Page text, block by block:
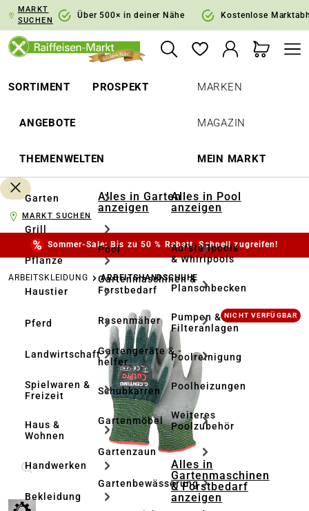
Zur Hauptnavigation springen
MARKT
SUCHEN
Über 500× in deiner Nähe Kostenlose
SORTIMENT PROSPEKT
ANGEBOTE
THEMENWELTEN
MARKEN
MAGAZIN
MEIN MARKT
Garten
Grill
Pflanze
Haustier
Pferd
Landwirtschaft
Spielwaren &
Freizeit
Haus &
Wohnen
Handwerken
Bekleidung
Alles in Garten
anzeigen
Pool
Gartenmaschinen &
Forstbedarf
Rasenmäher
Gartengeräte & -
helfer
Schubkarren
Gartenmöbel
Gartenzaun
Gartenbewässerung
Alles in Pool
anzeigen
Aufstellpools
& Whirlpools
Planschbecken
Pumpen &
Filteranlagen
Poolreinigung
Poolheizungen
Weiteres
Poolzubehör
Alles in
Gartenmaschinen
& Forstbedarf
anzeigen
MARKT SUCHEN
Sommer-Sale: Bis zu 50 % Rabatt. Schnell zugreifen!
ARBEITSKLEIDUNG ARBEITSHANDSCHUHE
Bildergalerie überspringen NICHT VERFÜGBAR